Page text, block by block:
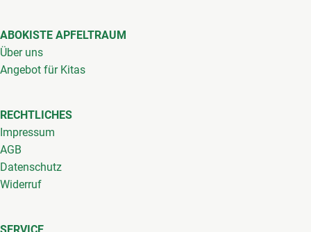
ABOKISTE APFELTRAUM
Über uns
Angebot für Kitas
RECHTLICHES
Impressum
AGB
Datenschutz
Widerruf
SERVICE